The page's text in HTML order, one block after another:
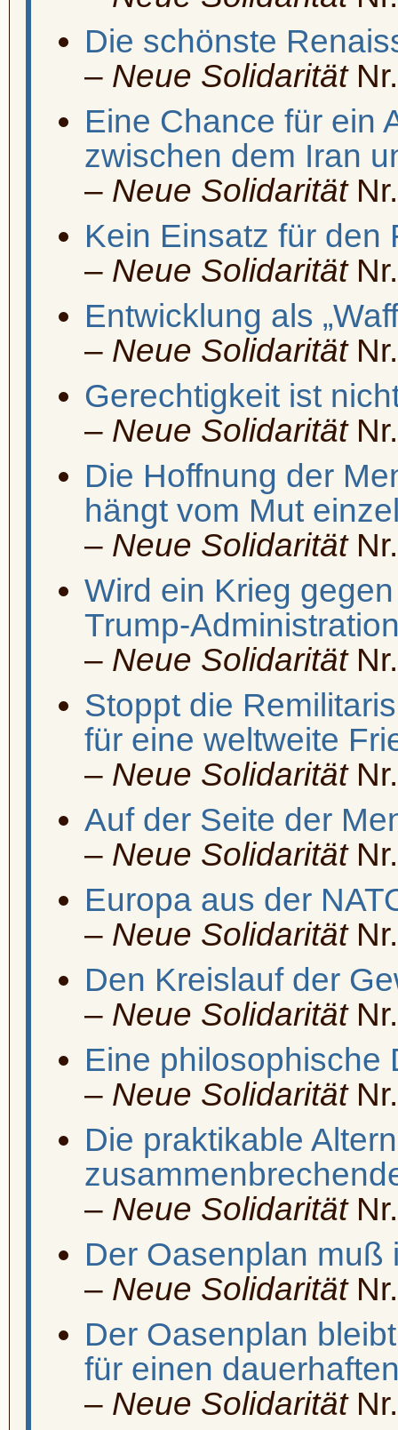
Die schönste
– Neue Solidarität
Eine Chance für ein
zwischen dem Iran
– Neue Solidarität
Kein Einsatz für den
– Neue Solidarität
Entwicklung als
– Neue Solidarität
Gerechtigkeit ist
– Neue Solidarität
Die Hoffnung der
hängt vom Mut
– Neue Solidarität
Wird ein Krieg
Trump-
– Neue Solidarität
Stoppt die
für eine weltweite
– Neue Solidarität
Auf der Seite der
– Neue Solidarität
Europa aus der
– Neue Solidarität
Den Kreislauf der
– Neue Solidarität
Eine philosophische
– Neue Solidarität
Die praktikable
– Neue Solidarität
Der Oasenplan muß
– Neue Solidarität
Der Oasenplan
für einen
– Neue Solidarität